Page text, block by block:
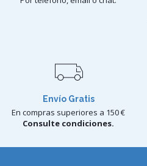
Envío Gratis
En compras superiores a 150 €
Consulte condiciones.